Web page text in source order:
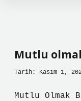
Mutlu
Tarih: Kasım 1,
Mutlu